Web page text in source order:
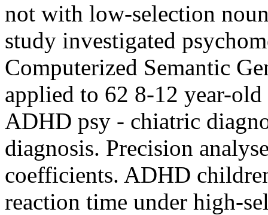
not with low-selection
study investigated
Computerized Semantic
applied to 62 8-12 year-
ADHD psy - chiatric
diagnosis. Precision
coefficients. ADHD
reaction time under high-